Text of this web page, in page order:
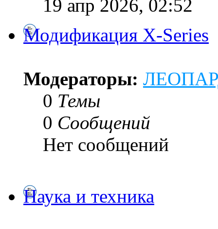
19 апр 2026, 02:52
Модификация X-Series
Модераторы:
0 Темы
0 Сообщений
Нет сообщений
Наука и техника